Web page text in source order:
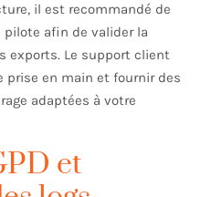
il est recommandé de
afin de valider la
exports. Le support client
prise en main et fournir des
adaptées à votre
et